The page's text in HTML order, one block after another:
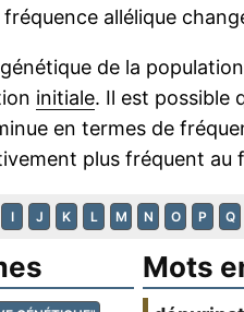
allélique
de la
initiale. Il est possible
en termes de
plus fréquent au
I J K L M N O P Q
Mots